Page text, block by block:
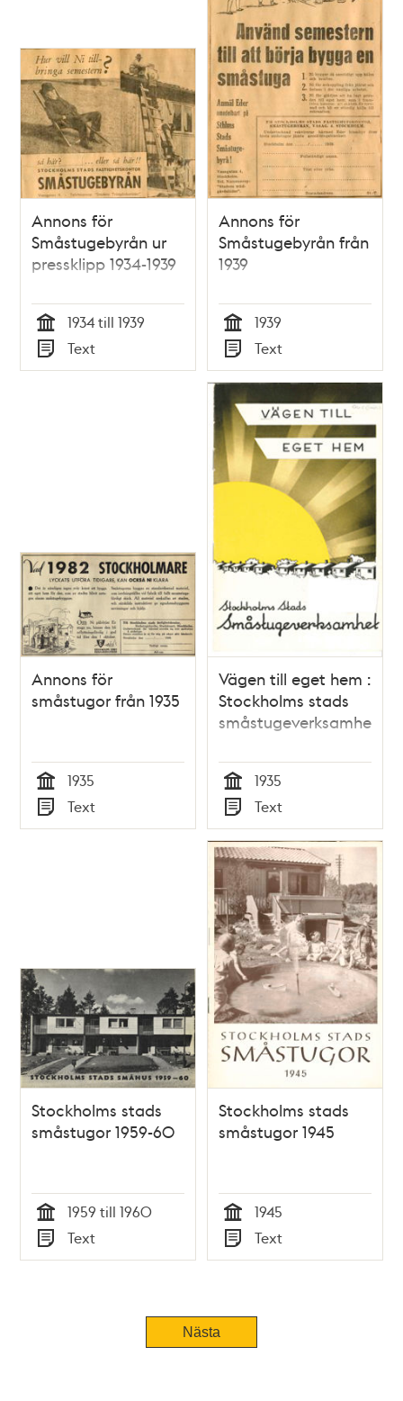
Annons för
Småstugebyrån ur
pressklipp 1934-1939
Tid
1934 till 1939
Typ
Text
Annons för
Småstugebyrån från
1939
Tid
1939
Typ
Text
Annons för
småstugor från 1935
Tid
1935
Typ
Text
Vägen till eget hem :
Stockholms stads
småstugeverksamhet
Tid
1935
Typ
Text
Stockholms stads
småstugor 1959-60
Tid
1959 till 1960
Typ
Text
Stockholms stads
småstugor 1945
Tid
1945
Typ
Text
Nästa